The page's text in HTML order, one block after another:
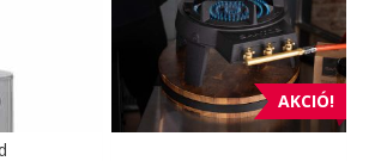
AKCIÓ!